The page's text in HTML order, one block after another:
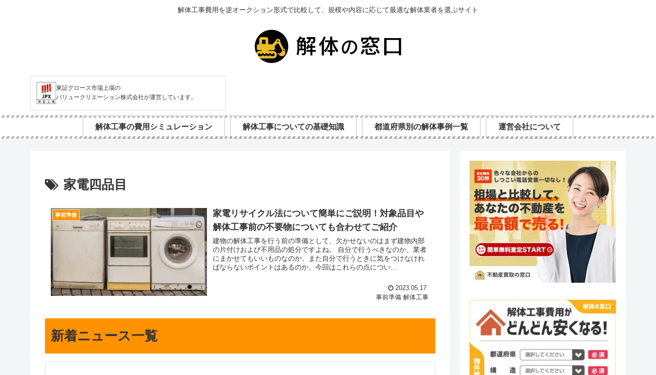
解体工事費用を逆オークション形式で比較して、規模や内容に応じて最適な解体業者を選ぶサイト
東証グロース市場上場の
バリュークリエーション株式会社が運営しています。
解体工事の費用シミュレーション 解体工事についての基礎知識 都道府県別の解体事例一覧 運営会社について
家電四品目
事前準備
家電リサイクル法について簡単にご説明！対象品目や
解体工事前の不要物についても合わせてご紹介
建物の解体工事を行う前の準備として、欠かせないのはまず建物内部
の片付けおよび不用品の処分ですよね。 自分で行うべきなのか、業者
にまかせてもいいものなのか、また自分で行うときに気をつけなけれ
ばならないポイントはあるのか。今回はこれらの点につい...
2023.05.17
事前準備 解体工事
新着ニュース一覧